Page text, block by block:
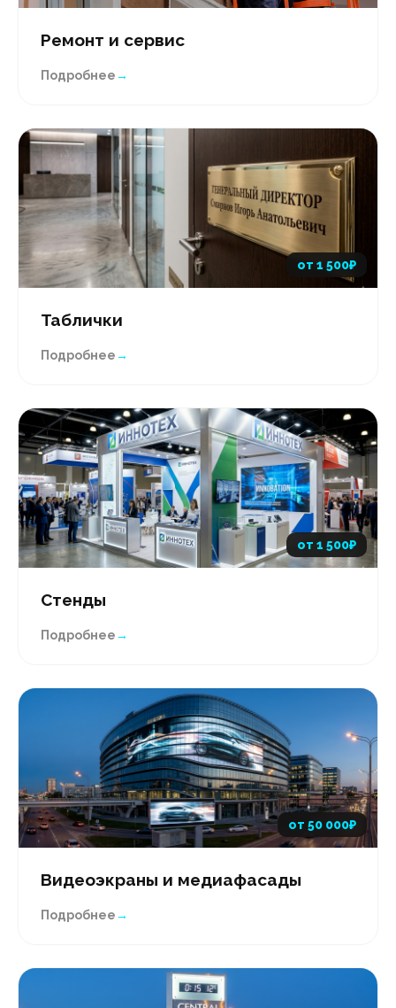
Ремонт и сервис
Подробнее→
от 1 500₽
Таблички
Подробнее→
от 1 500₽
Стенды
Подробнее→
от 50 000₽
Видеоэкраны и медиафасады
Подробнее→